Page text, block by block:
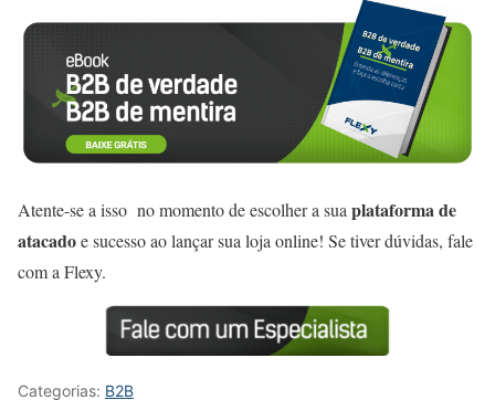
Atente-se a isso no momento de escolher a suaplataforma de
atacadoe sucesso ao lançar sua loja online! Se tiver dúvidas, fale
com a Flexy.
Categorias: B2B